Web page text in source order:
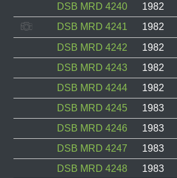
DSB MRD 4240
1982
DSB MRD 4241
1982
DSB MRD 4242
1982
DSB MRD 4243
1982
DSB MRD 4244
1982
DSB MRD 4245
1983
DSB MRD 4246
1983
DSB MRD 4247
1983
DSB MRD 4248
1983